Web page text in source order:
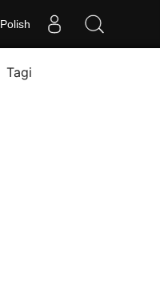
Polish
Tagi